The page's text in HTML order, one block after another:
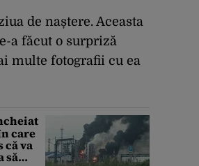
de naștere. Aceasta
a făcut o surpriză
multe fotografii cu ea
care
că va
să